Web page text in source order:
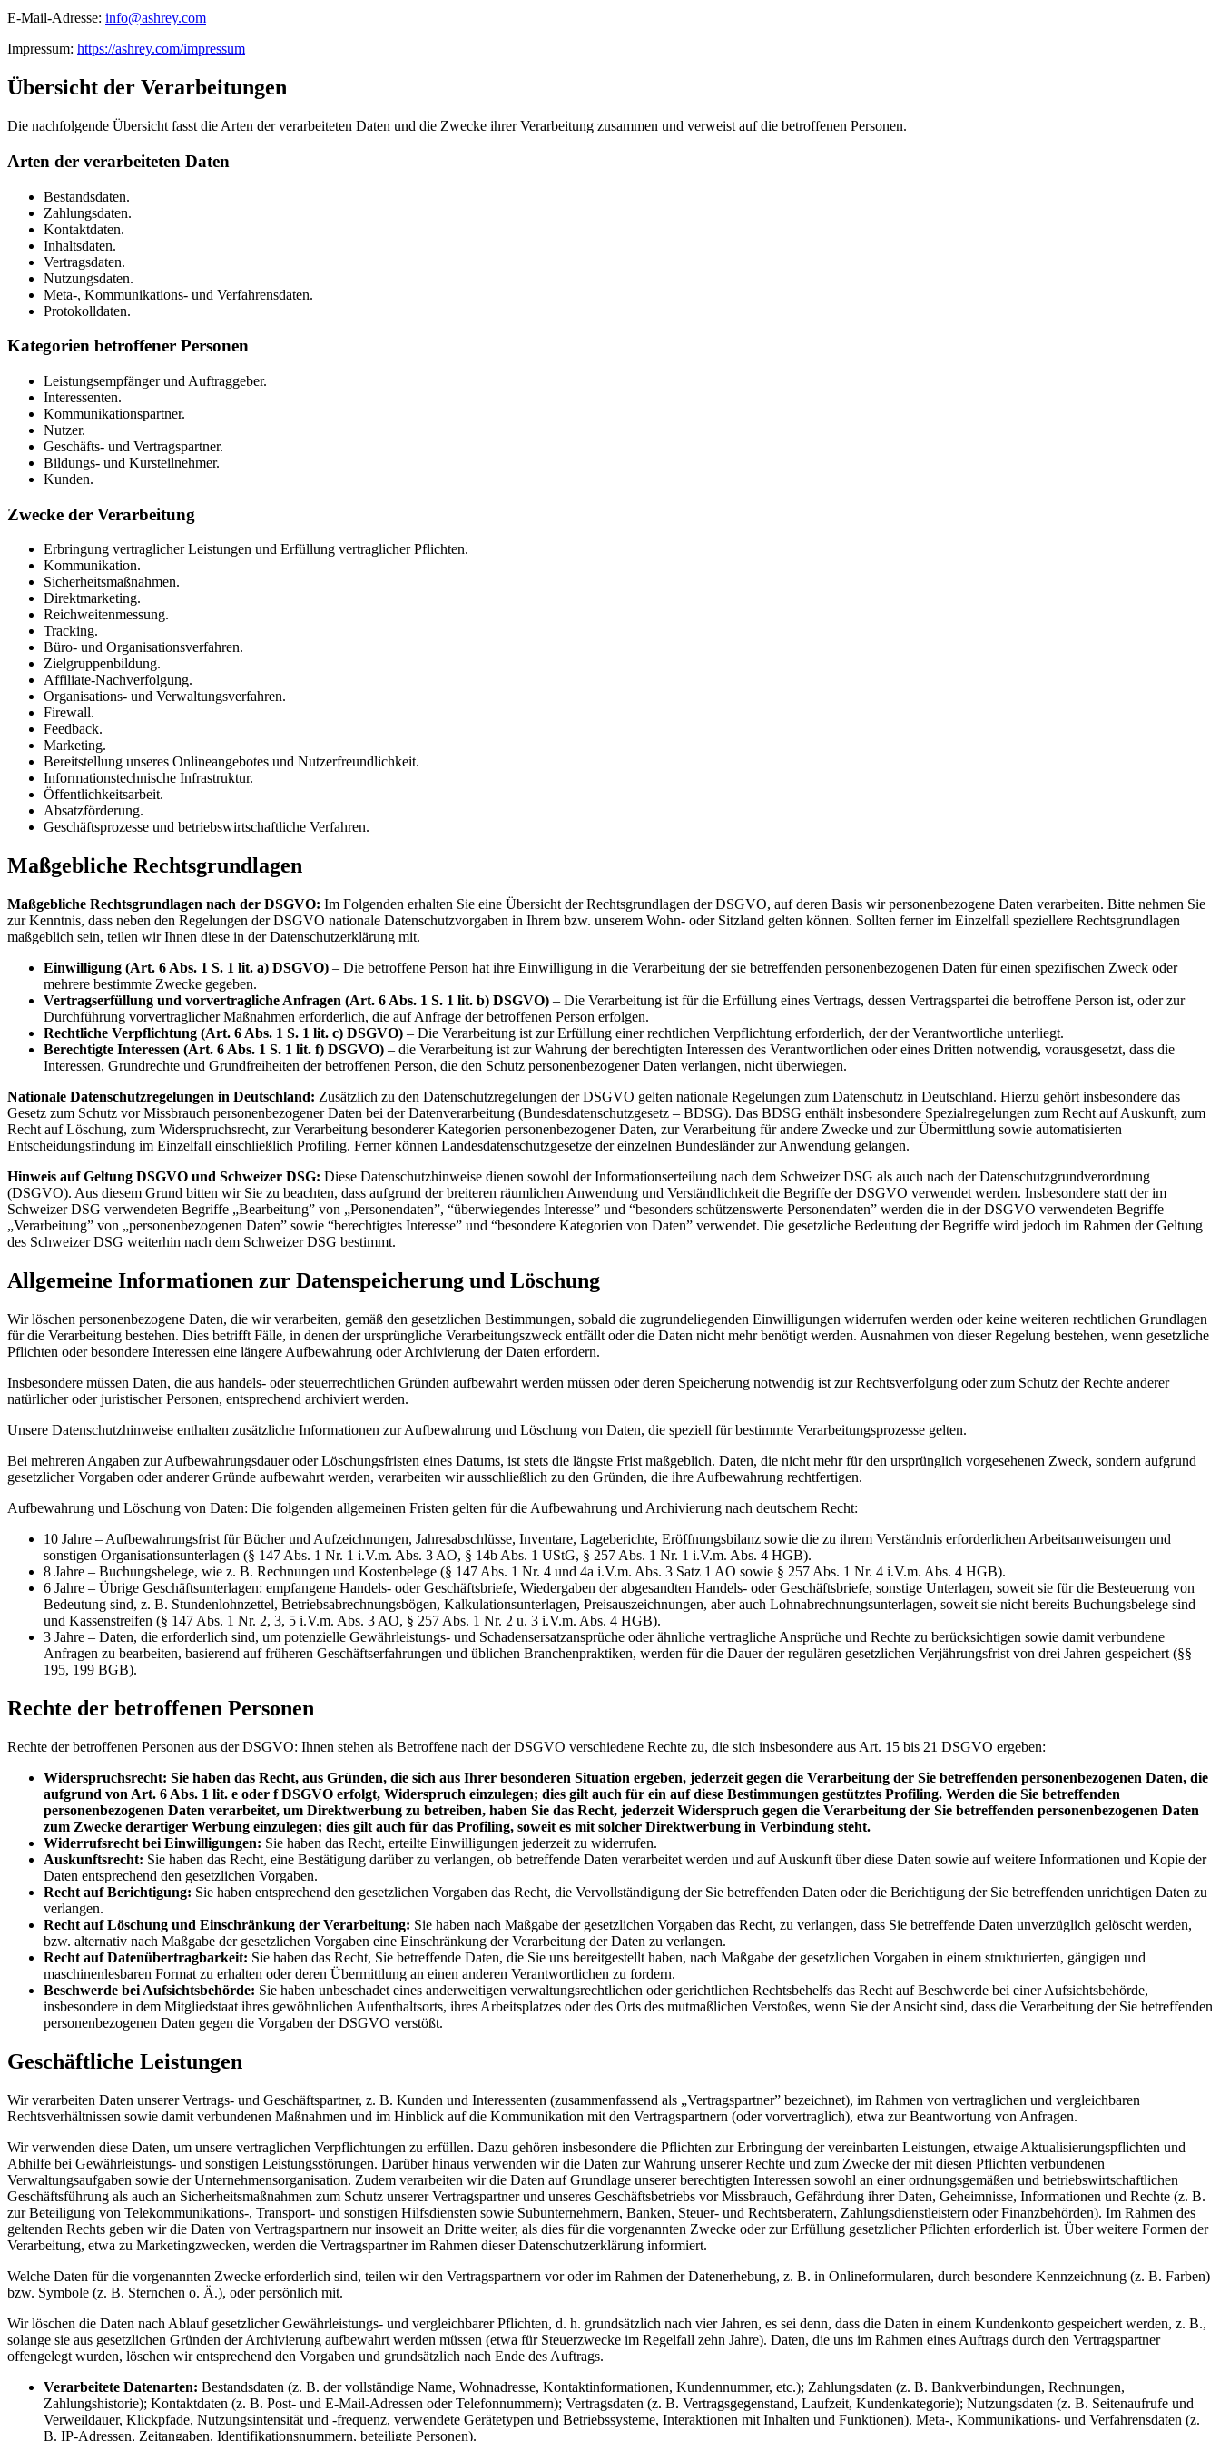
E-Mail-Adresse: info@ashrey.com
Impressum: https://ashrey.com/impressum
Übersicht der Verarbeitungen
Die nachfolgende Übersicht fasst die Arten der verarbeiteten Daten und die Zwecke ihrer Verarbeitung zusammen und verweist auf die betroffenen Personen.
Arten der verarbeiteten Daten
Bestandsdaten.
Zahlungsdaten.
Kontaktdaten.
Inhaltsdaten.
Vertragsdaten.
Nutzungsdaten.
Meta-, Kommunikations- und Verfahrensdaten.
Protokolldaten.
Kategorien betroffener Personen
Leistungsempfänger und Auftraggeber.
Interessenten.
Kommunikationspartner.
Nutzer.
Geschäfts- und Vertragspartner.
Bildungs- und Kursteilnehmer.
Kunden.
Zwecke der Verarbeitung
Erbringung vertraglicher Leistungen und Erfüllung vertraglicher Pflichten.
Kommunikation.
Sicherheitsmaßnahmen.
Direktmarketing.
Reichweitenmessung.
Tracking.
Büro- und Organisationsverfahren.
Zielgruppenbildung.
Affiliate-Nachverfolgung.
Organisations- und Verwaltungsverfahren.
Firewall.
Feedback.
Marketing.
Bereitstellung unseres Onlineangebotes und Nutzerfreundlichkeit.
Informationstechnische Infrastruktur.
Öffentlichkeitsarbeit.
Absatzförderung.
Geschäftsprozesse und betriebswirtschaftliche Verfahren.
Maßgebliche Rechtsgrundlagen
Maßgebliche Rechtsgrundlagen nach der DSGVO: Im Folgenden erhalten Sie eine Übersicht der Rechtsgrundlagen der DSGVO, auf deren Basis wir personenbezogene Daten verarbeiten. Bitte nehmen Sie
zur Kenntnis, dass neben den Regelungen der DSGVO nationale Datenschutzvorgaben in Ihrem bzw. unserem Wohn- oder Sitzland gelten können. Sollten ferner im Einzelfall speziellere Rechtsgrundlagen
maßgeblich sein, teilen wir Ihnen diese in der Datenschutzerklärung mit.
Einwilligung (Art. 6 Abs. 1 S. 1 lit. a) DSGVO) – Die betroffene Person hat ihre Einwilligung in die Verarbeitung der sie betreffenden personenbezogenen Daten für einen spezifischen Zweck oder
mehrere bestimmte Zwecke gegeben.
Vertragserfüllung und vorvertragliche Anfragen (Art. 6 Abs. 1 S. 1 lit. b) DSGVO) – Die Verarbeitung ist für die Erfüllung eines Vertrags, dessen Vertragspartei die betroffene Person ist, oder zur
Durchführung vorvertraglicher Maßnahmen erforderlich, die auf Anfrage der betroffenen Person erfolgen.
Rechtliche Verpflichtung (Art. 6 Abs. 1 S. 1 lit. c) DSGVO) – Die Verarbeitung ist zur Erfüllung einer rechtlichen Verpflichtung erforderlich, der der Verantwortliche unterliegt.
Berechtigte Interessen (Art. 6 Abs. 1 S. 1 lit. f) DSGVO) – die Verarbeitung ist zur Wahrung der berechtigten Interessen des Verantwortlichen oder eines Dritten notwendig, vorausgesetzt, dass die
Interessen, Grundrechte und Grundfreiheiten der betroffenen Person, die den Schutz personenbezogener Daten verlangen, nicht überwiegen.
Nationale Datenschutzregelungen in Deutschland: Zusätzlich zu den Datenschutzregelungen der DSGVO gelten nationale Regelungen zum Datenschutz in Deutschland. Hierzu gehört insbesondere das
Gesetz zum Schutz vor Missbrauch personenbezogener Daten bei der Datenverarbeitung (Bundesdatenschutzgesetz – BDSG). Das BDSG enthält insbesondere Spezialregelungen zum Recht auf Auskunft, zum
Recht auf Löschung, zum Widerspruchsrecht, zur Verarbeitung besonderer Kategorien personenbezogener Daten, zur Verarbeitung für andere Zwecke und zur Übermittlung sowie automatisierten
Entscheidungsfindung im Einzelfall einschließlich Profiling. Ferner können Landesdatenschutzgesetze der einzelnen Bundesländer zur Anwendung gelangen.
Hinweis auf Geltung DSGVO und Schweizer DSG: Diese Datenschutzhinweise dienen sowohl der Informationserteilung nach dem Schweizer DSG als auch nach der Datenschutzgrundverordnung
(DSGVO). Aus diesem Grund bitten wir Sie zu beachten, dass aufgrund der breiteren räumlichen Anwendung und Verständlichkeit die Begriffe der DSGVO verwendet werden. Insbesondere statt der im
Schweizer DSG verwendeten Begriffe „Bearbeitung” von „Personendaten”, “überwiegendes Interesse” und “besonders schützenswerte Personendaten” werden die in der DSGVO verwendeten Begriffe
„Verarbeitung” von „personenbezogenen Daten” sowie “berechtigtes Interesse” und “besondere Kategorien von Daten” verwendet. Die gesetzliche Bedeutung der Begriffe wird jedoch im Rahmen der Geltung
des Schweizer DSG weiterhin nach dem Schweizer DSG bestimmt.
Allgemeine Informationen zur Datenspeicherung und Löschung
Wir löschen personenbezogene Daten, die wir verarbeiten, gemäß den gesetzlichen Bestimmungen, sobald die zugrundeliegenden Einwilligungen widerrufen werden oder keine weiteren rechtlichen Grundlagen
für die Verarbeitung bestehen. Dies betrifft Fälle, in denen der ursprüngliche Verarbeitungszweck entfällt oder die Daten nicht mehr benötigt werden. Ausnahmen von dieser Regelung bestehen, wenn gesetzliche
Pflichten oder besondere Interessen eine längere Aufbewahrung oder Archivierung der Daten erfordern.
Insbesondere müssen Daten, die aus handels- oder steuerrechtlichen Gründen aufbewahrt werden müssen oder deren Speicherung notwendig ist zur Rechtsverfolgung oder zum Schutz der Rechte anderer
natürlicher oder juristischer Personen, entsprechend archiviert werden.
Unsere Datenschutzhinweise enthalten zusätzliche Informationen zur Aufbewahrung und Löschung von Daten, die speziell für bestimmte Verarbeitungsprozesse gelten.
Bei mehreren Angaben zur Aufbewahrungsdauer oder Löschungsfristen eines Datums, ist stets die längste Frist maßgeblich. Daten, die nicht mehr für den ursprünglich vorgesehenen Zweck, sondern aufgrund
gesetzlicher Vorgaben oder anderer Gründe aufbewahrt werden, verarbeiten wir ausschließlich zu den Gründen, die ihre Aufbewahrung rechtfertigen.
Aufbewahrung und Löschung von Daten: Die folgenden allgemeinen Fristen gelten für die Aufbewahrung und Archivierung nach deutschem Recht:
10 Jahre – Aufbewahrungsfrist für Bücher und Aufzeichnungen, Jahresabschlüsse, Inventare, Lageberichte, Eröffnungsbilanz sowie die zu ihrem Verständnis erforderlichen Arbeitsanweisungen und
sonstigen Organisationsunterlagen (§ 147 Abs. 1 Nr. 1 i.V.m. Abs. 3 AO, § 14b Abs. 1 UStG, § 257 Abs. 1 Nr. 1 i.V.m. Abs. 4 HGB).
8 Jahre – Buchungsbelege, wie z. B. Rechnungen und Kostenbelege (§ 147 Abs. 1 Nr. 4 und 4a i.V.m. Abs. 3 Satz 1 AO sowie § 257 Abs. 1 Nr. 4 i.V.m. Abs. 4 HGB).
6 Jahre – Übrige Geschäftsunterlagen: empfangene Handels- oder Geschäftsbriefe, Wiedergaben der abgesandten Handels- oder Geschäftsbriefe, sonstige Unterlagen, soweit sie für die Besteuerung von
Bedeutung sind, z. B. Stundenlohnzettel, Betriebsabrechnungsbögen, Kalkulationsunterlagen, Preisauszeichnungen, aber auch Lohnabrechnungsunterlagen, soweit sie nicht bereits Buchungsbelege sind
und Kassenstreifen (§ 147 Abs. 1 Nr. 2, 3, 5 i.V.m. Abs. 3 AO, § 257 Abs. 1 Nr. 2 u. 3 i.V.m. Abs. 4 HGB).
3 Jahre – Daten, die erforderlich sind, um potenzielle Gewährleistungs- und Schadensersatzansprüche oder ähnliche vertragliche Ansprüche und Rechte zu berücksichtigen sowie damit verbundene
Anfragen zu bearbeiten, basierend auf früheren Geschäftserfahrungen und üblichen Branchenpraktiken, werden für die Dauer der regulären gesetzlichen Verjährungsfrist von drei Jahren gespeichert (§§
195, 199 BGB).
Rechte der betroffenen Personen
Rechte der betroffenen Personen aus der DSGVO: Ihnen stehen als Betroffene nach der DSGVO verschiedene Rechte zu, die sich insbesondere aus Art. 15 bis 21 DSGVO ergeben:
Widerspruchsrecht: Sie haben das Recht, aus Gründen, die sich aus Ihrer besonderen Situation ergeben, jederzeit gegen die Verarbeitung der Sie betreffenden personenbezogenen Daten, die
aufgrund von Art. 6 Abs. 1 lit. e oder f DSGVO erfolgt, Widerspruch einzulegen; dies gilt auch für ein auf diese Bestimmungen gestütztes Profiling. Werden die Sie betreffenden
personenbezogenen Daten verarbeitet, um Direktwerbung zu betreiben, haben Sie das Recht, jederzeit Widerspruch gegen die Verarbeitung der Sie betreffenden personenbezogenen Daten
zum Zwecke derartiger Werbung einzulegen; dies gilt auch für das Profiling, soweit es mit solcher Direktwerbung in Verbindung steht.
Widerrufsrecht bei Einwilligungen: Sie haben das Recht, erteilte Einwilligungen jederzeit zu widerrufen.
Auskunftsrecht: Sie haben das Recht, eine Bestätigung darüber zu verlangen, ob betreffende Daten verarbeitet werden und auf Auskunft über diese Daten sowie auf weitere Informationen und Kopie der
Daten entsprechend den gesetzlichen Vorgaben.
Recht auf Berichtigung: Sie haben entsprechend den gesetzlichen Vorgaben das Recht, die Vervollständigung der Sie betreffenden Daten oder die Berichtigung der Sie betreffenden unrichtigen Daten zu
verlangen.
Recht auf Löschung und Einschränkung der Verarbeitung: Sie haben nach Maßgabe der gesetzlichen Vorgaben das Recht, zu verlangen, dass Sie betreffende Daten unverzüglich gelöscht werden,
bzw. alternativ nach Maßgabe der gesetzlichen Vorgaben eine Einschränkung der Verarbeitung der Daten zu verlangen.
Recht auf Datenübertragbarkeit: Sie haben das Recht, Sie betreffende Daten, die Sie uns bereitgestellt haben, nach Maßgabe der gesetzlichen Vorgaben in einem strukturierten, gängigen und
maschinenlesbaren Format zu erhalten oder deren Übermittlung an einen anderen Verantwortlichen zu fordern.
Beschwerde bei Aufsichtsbehörde: Sie haben unbeschadet eines anderweitigen verwaltungsrechtlichen oder gerichtlichen Rechtsbehelfs das Recht auf Beschwerde bei einer Aufsichtsbehörde,
insbesondere in dem Mitgliedstaat ihres gewöhnlichen Aufenthaltsorts, ihres Arbeitsplatzes oder des Orts des mutmaßlichen Verstoßes, wenn Sie der Ansicht sind, dass die Verarbeitung der Sie betreffenden
personenbezogenen Daten gegen die Vorgaben der DSGVO verstößt.
Geschäftliche Leistungen
Wir verarbeiten Daten unserer Vertrags- und Geschäftspartner, z. B. Kunden und Interessenten (zusammenfassend als „Vertragspartner” bezeichnet), im Rahmen von vertraglichen und vergleichbaren
Rechtsverhältnissen sowie damit verbundenen Maßnahmen und im Hinblick auf die Kommunikation mit den Vertragspartnern (oder vorvertraglich), etwa zur Beantwortung von Anfragen.
Wir verwenden diese Daten, um unsere vertraglichen Verpflichtungen zu erfüllen. Dazu gehören insbesondere die Pflichten zur Erbringung der vereinbarten Leistungen, etwaige Aktualisierungspflichten und
Abhilfe bei Gewährleistungs- und sonstigen Leistungsstörungen. Darüber hinaus verwenden wir die Daten zur Wahrung unserer Rechte und zum Zwecke der mit diesen Pflichten verbundenen
Verwaltungsaufgaben sowie der Unternehmensorganisation. Zudem verarbeiten wir die Daten auf Grundlage unserer berechtigten Interessen sowohl an einer ordnungsgemäßen und betriebswirtschaftlichen
Geschäftsführung als auch an Sicherheitsmaßnahmen zum Schutz unserer Vertragspartner und unseres Geschäftsbetriebs vor Missbrauch, Gefährdung ihrer Daten, Geheimnisse, Informationen und Rechte (z. B.
zur Beteiligung von Telekommunikations-, Transport- und sonstigen Hilfsdiensten sowie Subunternehmern, Banken, Steuer- und Rechtsberatern, Zahlungsdienstleistern oder Finanzbehörden). Im Rahmen des
geltenden Rechts geben wir die Daten von Vertragspartnern nur insoweit an Dritte weiter, als dies für die vorgenannten Zwecke oder zur Erfüllung gesetzlicher Pflichten erforderlich ist. Über weitere Formen der
Verarbeitung, etwa zu Marketingzwecken, werden die Vertragspartner im Rahmen dieser Datenschutzerklärung informiert.
Welche Daten für die vorgenannten Zwecke erforderlich sind, teilen wir den Vertragspartnern vor oder im Rahmen der Datenerhebung, z. B. in Onlineformularen, durch besondere Kennzeichnung (z. B. Farben)
bzw. Symbole (z. B. Sternchen o. Ä.), oder persönlich mit.
Wir löschen die Daten nach Ablauf gesetzlicher Gewährleistungs- und vergleichbarer Pflichten, d. h. grundsätzlich nach vier Jahren, es sei denn, dass die Daten in einem Kundenkonto gespeichert werden, z. B.,
solange sie aus gesetzlichen Gründen der Archivierung aufbewahrt werden müssen (etwa für Steuerzwecke im Regelfall zehn Jahre). Daten, die uns im Rahmen eines Auftrags durch den Vertragspartner
offengelegt wurden, löschen wir entsprechend den Vorgaben und grundsätzlich nach Ende des Auftrags.
Verarbeitete Datenarten: Bestandsdaten (z. B. der vollständige Name, Wohnadresse, Kontaktinformationen, Kundennummer, etc.); Zahlungsdaten (z. B. Bankverbindungen, Rechnungen,
Zahlungshistorie); Kontaktdaten (z. B. Post- und E-Mail-Adressen oder Telefonnummern); Vertragsdaten (z. B. Vertragsgegenstand, Laufzeit, Kundenkategorie); Nutzungsdaten (z. B. Seitenaufrufe und
Verweildauer, Klickpfade, Nutzungsintensität und -frequenz, verwendete Gerätetypen und Betriebssysteme, Interaktionen mit Inhalten und Funktionen). Meta-, Kommunikations- und Verfahrensdaten (z.
B. IP-Adressen, Zeitangaben, Identifikationsnummern, beteiligte Personen).